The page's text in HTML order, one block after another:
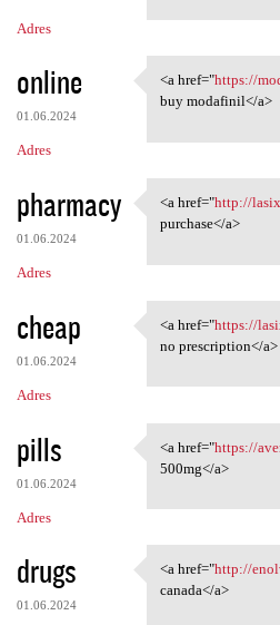
Adres
online
01.06.2024
Adres
<a
<a href="https://
buy modafinil</a>
pharmacy
01.06.2024
Adres
<a href="http://
<a href="http://
purchase</a>
cheap
01.06.2024
Adres
<a href="https://
<a href="https://
no prescription</a>
pills
01.06.2024
Adres
<a
<a href="https://
500mg</a>
drugs
01.06.2024
<a href="http://
<a href="http://
canada</a>